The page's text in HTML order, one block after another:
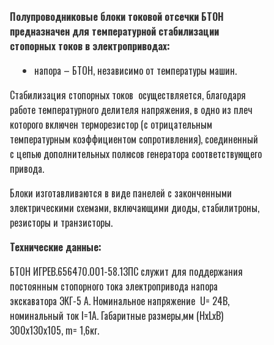
Полупроводниковые блоки токовой отсечки БТОН
предназначен для температурной стабилизации
стопорных токов в электроприводах:
напора – БТОН, независимо от температуры машин.
Стабилизация стопорных токов осуществляется, благодаря
работе температурного делителя напряжения, в одно из плеч
которого включен терморезистор (с отрицательным
температурным коэффициентом сопротивления), соединенный
с цепью дополнительных полюсов генератора соответствующего
привода.
Блоки изготавливаются в виде панелей с законченными
электрическими схемами, включающими диоды, стабилитроны,
резисторы и транзисторы.
Технические данные:
БТОН ИГРЕВ.656470.001-58.13ПС служит для поддержания
постоянным стопорного тока электропривода напора
экскаватора ЭКГ-5 А. Номинальное напряжение U= 24В,
номинальный ток I=1А. Габаритные размеры,мм (HxLxB)
300х130х105, m= 1,6кг.